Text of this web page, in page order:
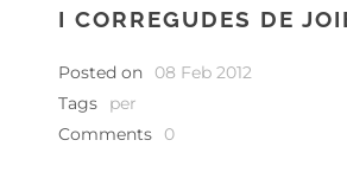
I CORREGUDES DE
Posted on
08 Feb 2012
Tags
per
Comments
0